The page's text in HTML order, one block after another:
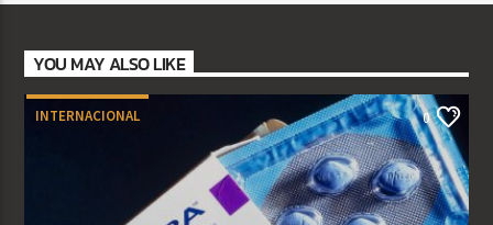
YOU MAY ALSO LIKE
INTERNACIONAL 0